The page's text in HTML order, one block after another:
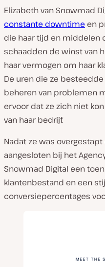
Elizabeth van Snowmad
constante downtime en
die haar tijd en middelen
schaadden de winst van
haar vermogen om haar
De uren die ze
beheren van problemen
ervoor dat ze zich niet
van haar bedrijf.
Nadat ze was
aangesloten bij het
Snowmad Digital een
klantenbestand en een
conversiepercentages